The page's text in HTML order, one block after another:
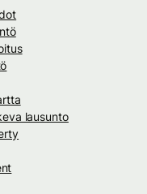
lausunto